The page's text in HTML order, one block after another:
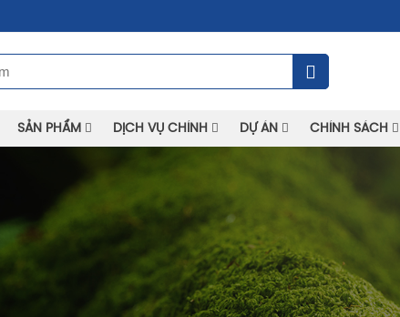
SẢN PHẨM DỊCH VỤ CHÍNH DỰ ÁN CHÍNH SÁCH